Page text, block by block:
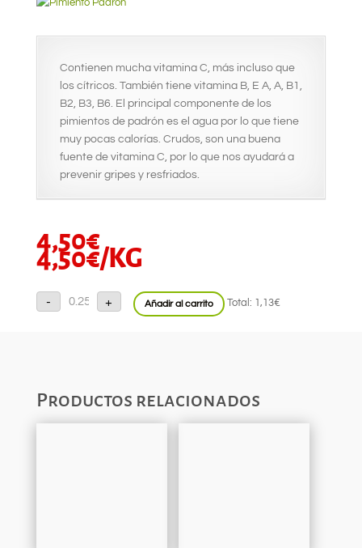
Contienen mucha vitamina C, más incluso que
los cítricos. También tiene vitamina B, E A, A, B1,
B2, B3, B6. El principal componente de los
pimientos de padrón es el agua por lo que tiene
muy pocas calorías. Crudos, son una buena
fuente de vitamina C, por lo que nos ayudará a
prevenir gripes y resfriados.
4,50€
4,50€/KG
-
Pimiento
Padrón
+ Añadir al carrito Total: 1,13€
Productos relacionados